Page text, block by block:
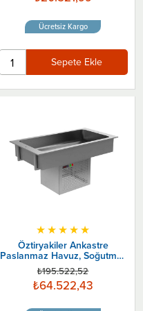
Sepete Ekle
Ücretsiz Kargo
Öztiryakiler Ankastre
Paslanmaz Havuz, Soğutmalı
4 Gn
★★★★★
₺64.522,43
₺195.522,52